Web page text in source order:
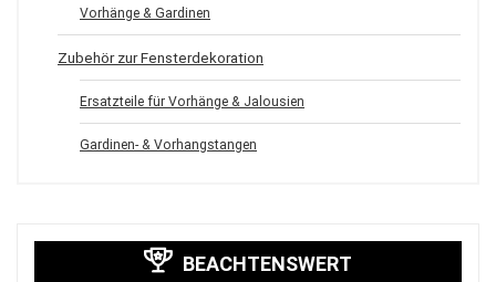
Vorhänge & Gardinen
Zubehör zur Fensterdekoration
Ersatzteile für Vorhänge & Jalousien
Gardinen- & Vorhangstangen
BEACHTENSWERT